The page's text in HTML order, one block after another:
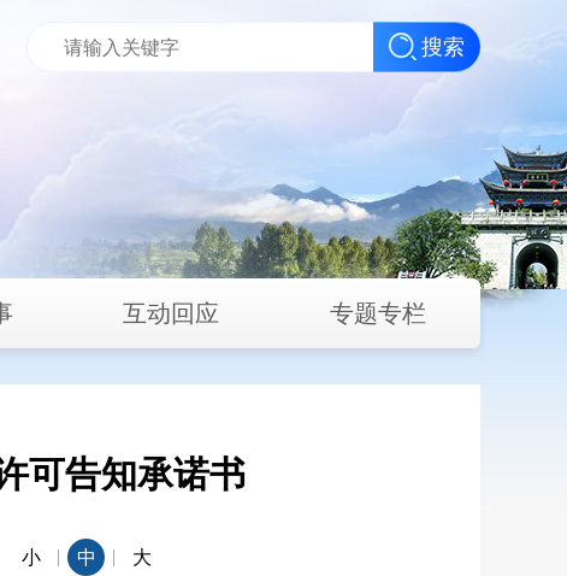
搜索
互动回应 专题专栏
可告知承诺书
小 | 中 | 大